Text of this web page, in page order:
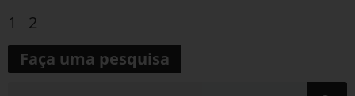
1
2
Faça uma pesquisa